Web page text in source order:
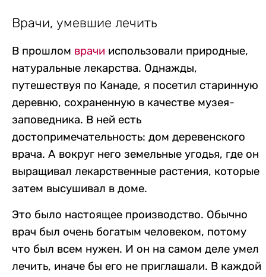
Врачи, умевшие лечить
В прошлом врачи использовали природные,
натуральные лекарства. Однажды,
путешествуя по Канаде, я посетил старинную
деревню, сохраненную в качестве музея-
заповедника. В ней есть
достопримечательность: дом деревенского
врача. А вокруг него земельные угодья, где он
выращивал лекарственные растения, которые
затем высушивал в доме.
Это было настоящее производство. Обычно
врач был очень богатым человеком, потому
что был всем нужен. И он на самом деле умел
лечить, иначе бы его не приглашали. В каждой